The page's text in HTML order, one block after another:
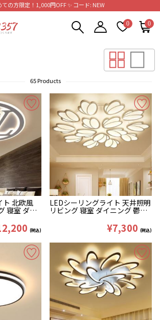
ての方限定！1,000円OFF ✨ コード: NEW
0
0
65 Products
ト 北欧風
寝室 ダイ
(税込)
LEDシーリングライト 天井照明
リビング 寝室 ダイニング 鬱金
¥7,300 (税込)